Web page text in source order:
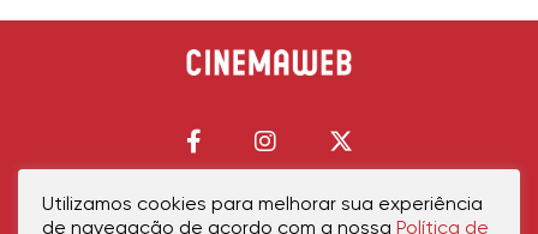
Utilizamos cookies para melhorar sua experiência
de navegação de acordo com a nossa Política de